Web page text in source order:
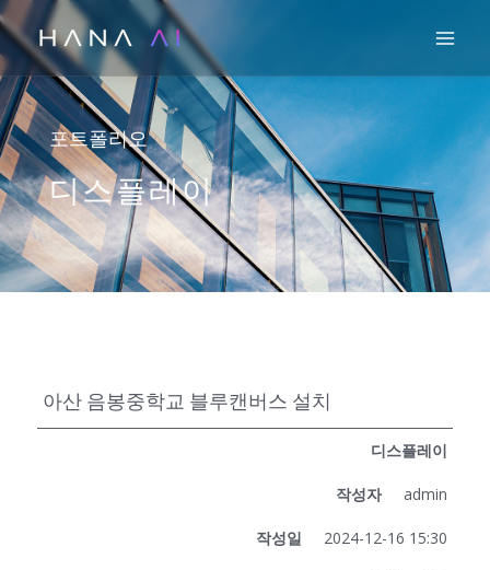
콘
텐
츠
로
건
너
뛰
기
포트폴리오
디스플레이
아산 음봉중학교 블루캔버스 설치
디스플레이
작성자 admin
작성일 2024-12-16 15:30